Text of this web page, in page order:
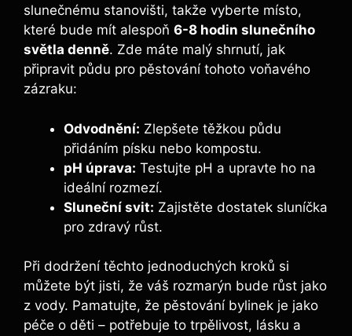
slunečnému stanovišti, ⁤takže vyberte místo,
které bude mít alespoň 6-8 hodin slunečního
světla denně. Zde máte malý shrnutí, jak
připravit půdu pro pěstování tohoto voňavého
zázraku:
Odvodnění: Zlepšete těžkou půdu
‍přidáním⁤ písku nebo kompostu.
pH úprava: Testujte pH a upravte ho ⁣na
ideální rozmezí.
Sluneční svit: Zajistěte ‌dostatek⁢ sluníčka
⁤pro zdravý růst.
Při dodržení ⁤těchto jednoduchých kroků⁣ si
můžete být jisti, ⁤že váš rozmarýn bude růst jako
z vody. Pamatujte, že pěstování bylinek je jako
péče o děti ⁤– potřebuje to trpělivost, lásku a